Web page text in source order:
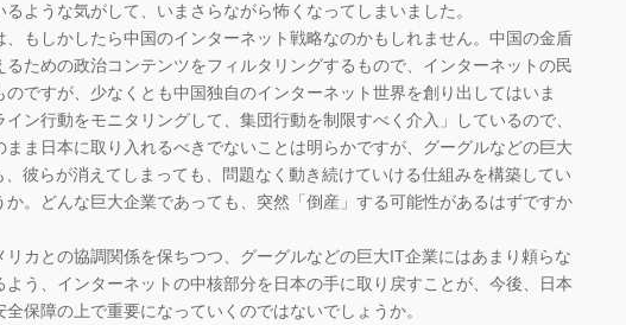
ような気がして、いまさらながら怖くなってしまいました。
もしかしたら中国のインターネット戦略なのかもしれません。中国の金盾
るための政治コンテンツをフィルタリングするもので、インターネットの民
ですが、少なくとも中国独自のインターネット世界を創り出してはいま
ン行動をモニタリングして、集団行動を制限すべく介入」しているので、
まま日本に取り入れるべきでないことは明らかですが、グーグルなどの巨大
彼らが消えてしまっても、問題なく動き続けていける仕組みを構築してい
か。どんな巨大企業であっても、突然「倒産」する可能性があるはずですか
カとの協調関係を保ちつつ、グーグルなどの巨大IT企業にはあまり頼らな
よう、インターネットの中核部分を日本の手に取り戻すことが、今後、日本
保障の上で重要になっていくのではないでしょうか。